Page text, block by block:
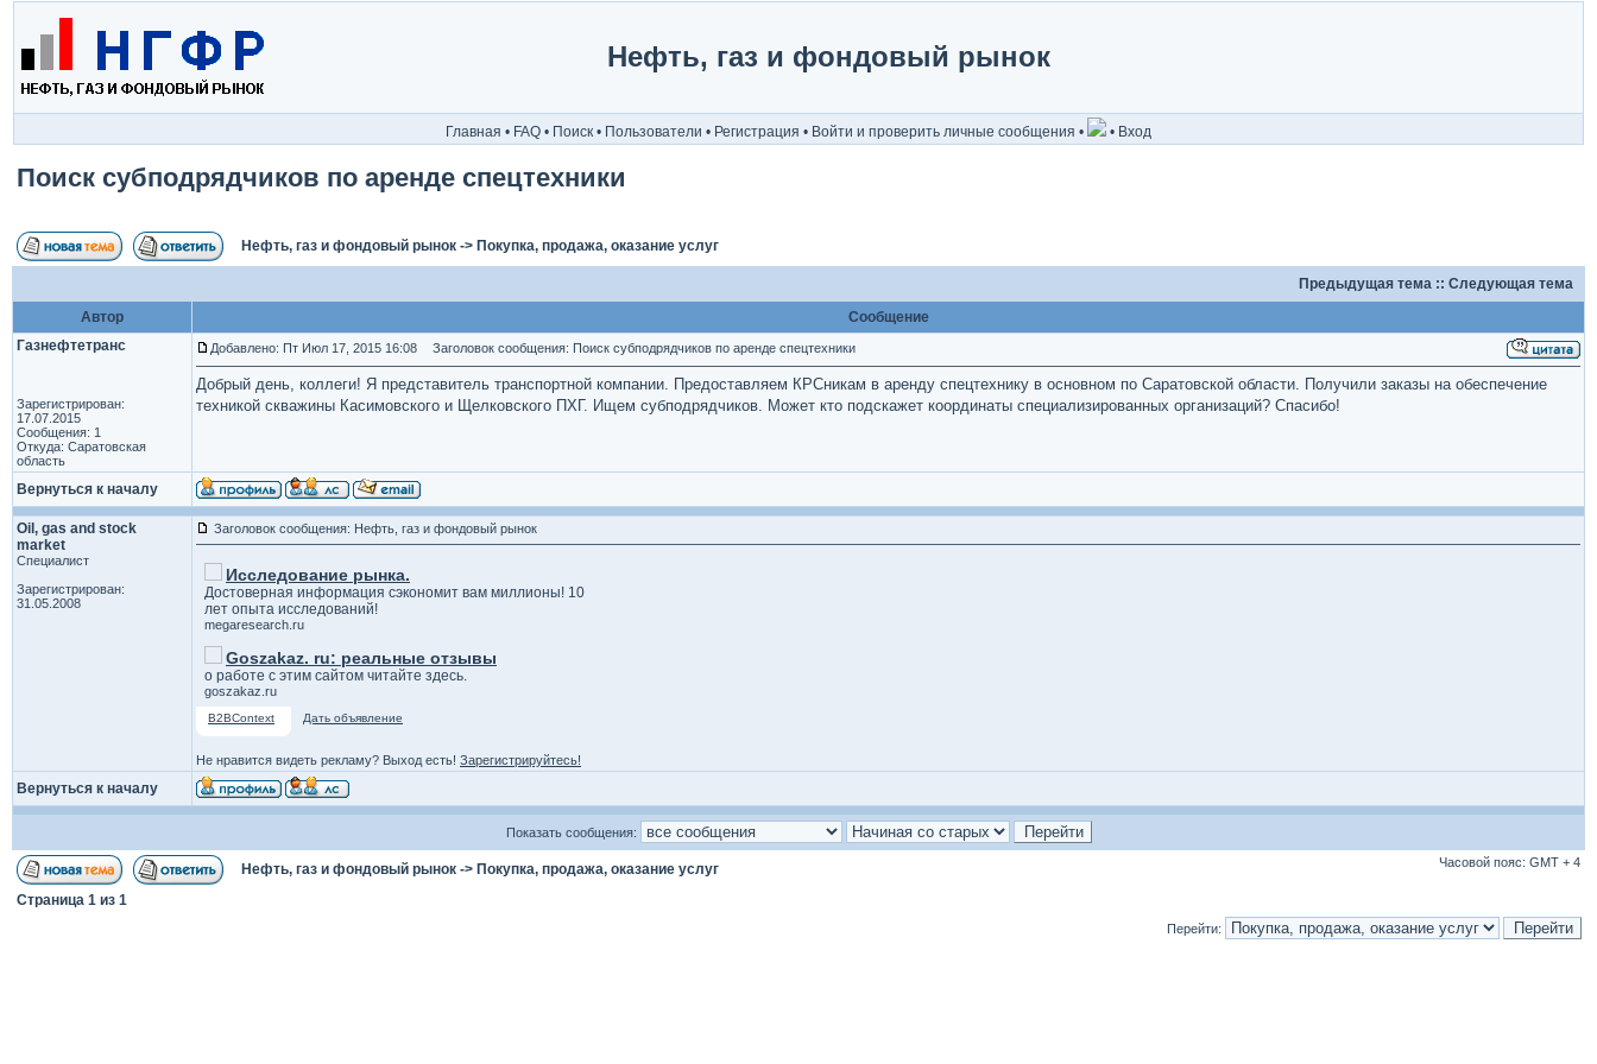
Нефть, газ и фондовый рынок
Главная • FAQ • Поиск • Пользователи • Регистрация • Войти и проверить личные сообщения • • Вход
Поиск субподрядчиков по аренде спецтехники
Нефть, газ и фондовый рынок -> Покупка, продажа, оказание услуг
Предыдущая тема :: Следующая тема
Автор
Сообщение
Газнефтетранс
Зарегистрирован:
17.07.2015
Сообщения: 1
Откуда: Саратовская
область
Добавлено: Пт Июл 17, 2015 16:08 Заголовок сообщения: Поиск субподрядчиков по аренде спецтехники
Добрый день, коллеги! Я представитель транспортной компании. Предоставляем КРСникам в аренду спецтехнику в основном по Саратовской области. Получили заказы на обеспечение
техникой скважины Касимовского и Щелковского ПХГ. Ищем субподрядчиков. Может кто подскажет координаты специализированных организаций? Спасибо!
Вернуться к началу
Oil, gas and stock
market
Специалист
Зарегистрирован:
31.05.2008
Заголовок сообщения: Нефть, газ и фондовый рынок
Исследование рынка.
Достоверная информация сэкономит вам миллионы! 10
лет опыта исследований!
megaresearch.ru
Goszakaz. ru: реальные отзывы
о работе с этим сайтом читайте здесь.
goszakaz.ru
B2BContext Дать объявление
Не нравится видеть рекламу? Выход есть! Зарегистрируйтесь!
Вернуться к началу
Показать сообщения:
Нефть, газ и фондовый рынок -> Покупка, продажа, оказание услуг Часовой пояс: GMT + 4
Страница 1 из 1
Перейти: